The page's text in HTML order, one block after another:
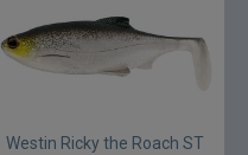
Westin Ricky the Roach ST